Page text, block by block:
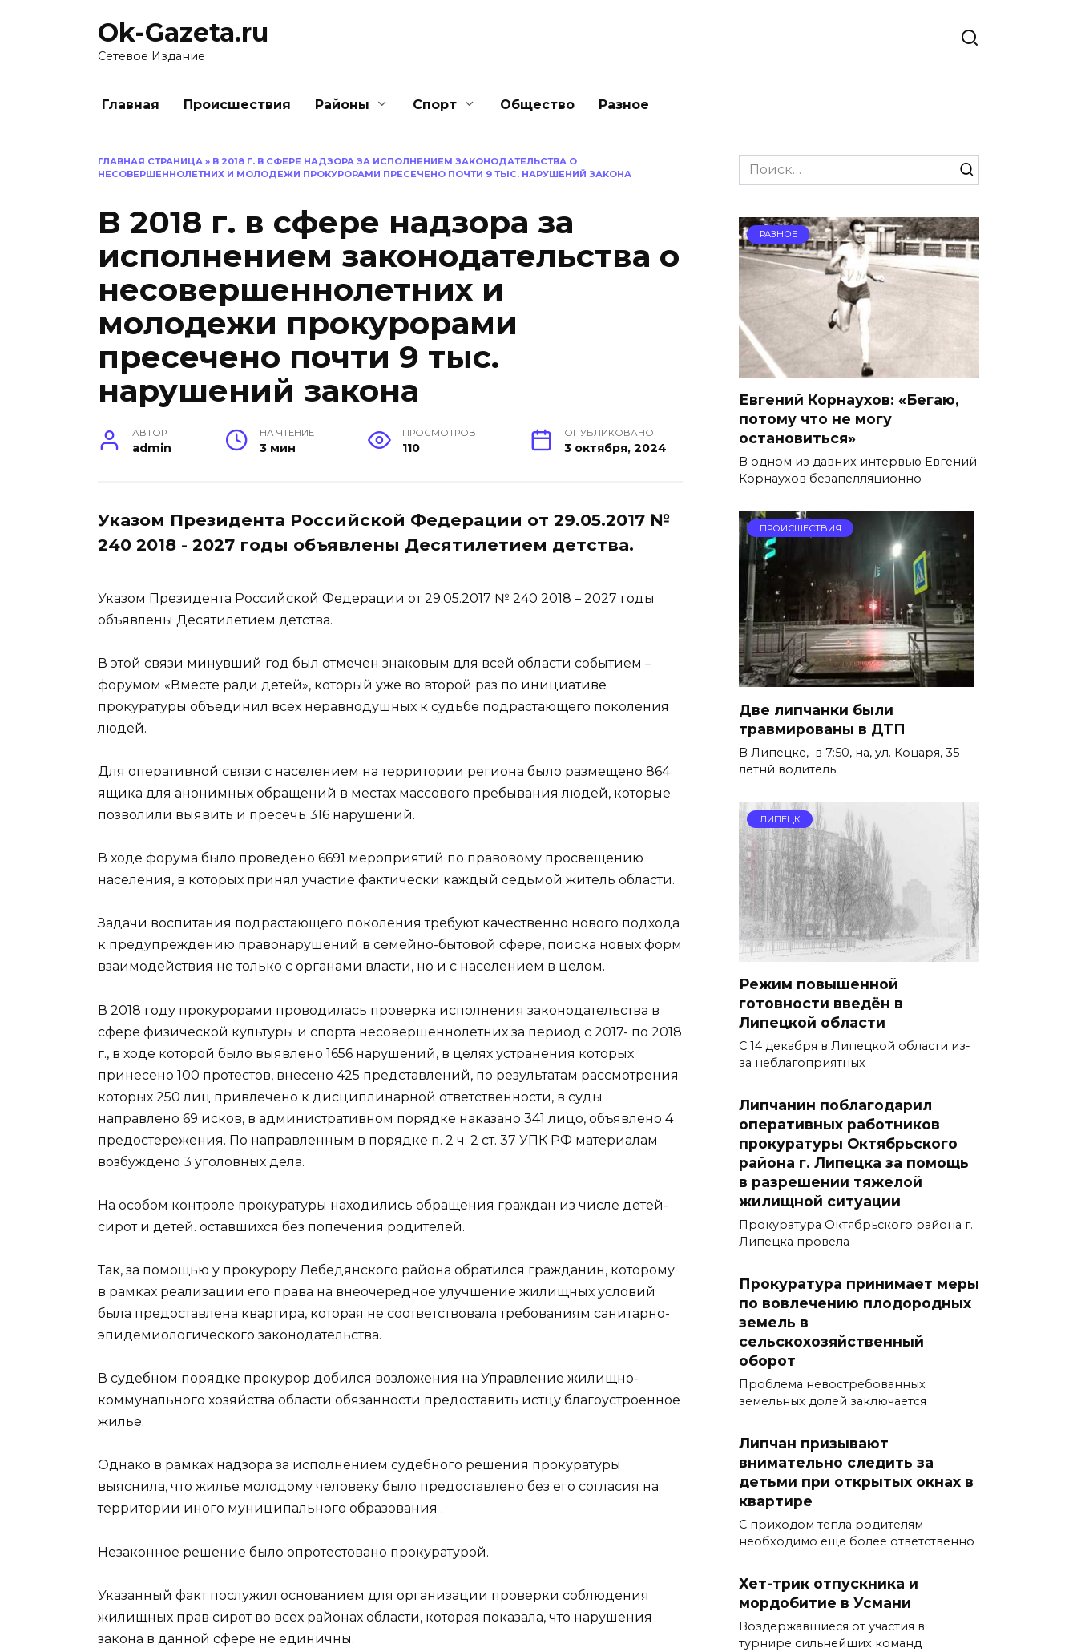
Ok-Gazeta.ru
Сетевое Издание
Главная Происшествия Районы Спорт Общество Разное
ГЛАВНАЯ СТРАНИЦА » В 2018 Г. В СФЕРЕ НАДЗОРА ЗА ИСПОЛНЕНИЕМ ЗАКОНОДАТЕЛЬСТВА О
НЕСОВЕРШЕННОЛЕТНИХ И МОЛОДЕЖИ ПРОКУРОРАМИ ПРЕСЕЧЕНО ПОЧТИ 9 ТЫС. НАРУШЕНИЙ ЗАКОНА
В 2018 г. в сфере надзора за
исполнением законодательства о
несовершеннолетних и
молодежи прокурорами
пресечено почти 9 тыс.
нарушений закона
АВТОР
admin
НА ЧТЕНИЕ
3 мин
ПРОСМОТРОВ
110
ОПУБЛИКОВАНО
3 октября, 2024
Указом Президента Российской Федерации от 29.05.2017 №
240 2018 - 2027 годы объявлены Десятилетием детства.
Указом Президента Российской Федерации от 29.05.2017 № 240 2018 – 2027 годы
объявлены Десятилетием детства.
В этой связи минувший год был отмечен знаковым для всей области событием –
форумом «Вместе ради детей», который уже во второй раз по инициативе
прокуратуры объединил всех неравнодушных к судьбе подрастающего поколения
людей.
Для оперативной связи с населением на территории региона было размещено 864
ящика для анонимных обращений в местах массового пребывания людей, которые
позволили выявить и пресечь 316 нарушений.
В ходе форума было проведено 6691 мероприятий по правовому просвещению
населения, в которых принял участие фактически каждый седьмой житель области.
Задачи воспитания подрастающего поколения требуют качественно нового подхода
к предупреждению правонарушений в семейно-бытовой сфере, поиска новых форм
взаимодействия не только с органами власти, но и с населением в целом.
В 2018 году прокурорами проводилась проверка исполнения законодательства в
сфере физической культуры и спорта несовершеннолетних за период с 2017- по 2018
г., в ходе которой было выявлено 1656 нарушений, в целях устранения которых
принесено 100 протестов, внесено 425 представлений, по результатам рассмотрения
которых 250 лиц привлечено к дисциплинарной ответственности, в суды
направлено 69 исков, в административном порядке наказано 341 лицо, объявлено 4
предостережения. По направленным в порядке п. 2 ч. 2 ст. 37 УПК РФ материалам
возбуждено 3 уголовных дела.
На особом контроле прокуратуры находились обращения граждан из числе детей-
сирот и детей. оставшихся без попечения родителей.
Так, за помощью у прокурору Лебедянского района обратился гражданин, которому
в рамках реализации его права на внеочередное улучшение жилищных условий
была предоставлена квартира, которая не соответствовала требованиям санитарно-
эпидемиологического законодательства.
В судебном порядке прокурор добился возложения на Управление жилищно-
коммунального хозяйства области обязанности предоставить истцу благоустроенное
жилье.
Однако в рамках надзора за исполнением судебного решения прокуратуры
выяснила, что жилье молодому человеку было предоставлено без его согласия на
территории иного муниципального образования .
Незаконное решение было опротестовано прокуратурой.
Указанный факт послужил основанием для организации проверки соблюдения
жилищных прав сирот во всех районах области, которая показала, что нарушения
закона в данной сфере не единичны.
Search
for:
РАЗНОЕ
Евгений Корнаухов: «Бегаю,
потому что не могу
остановиться»
В одном из давних интервью Евгений
Корнаухов безапелляционно
ПРОИСШЕСТВИЯ
Две липчанки были
травмированы в ДТП
В Липецке, в 7:50, на, ул. Коцаря, 35-
летнй водитель
ЛИПЕЦК
Режим повышенной
готовности введён в
Липецкой области
С 14 декабря в Липецкой области из-
за неблагоприятных
Липчанин поблагодарил
оперативных работников
прокуратуры Октябрьского
района г. Липецка за помощь
в разрешении тяжелой
жилищной ситуации
Прокуратура Октябрьского района г.
Липецка провела
Прокуратура принимает меры
по вовлечению плодородных
земель в
сельскохозяйственный
оборот
Проблема невостребованных
земельных долей заключается
Липчан призывают
внимательно следить за
детьми при открытых окнах в
квартире
С приходом тепла родителям
необходимо ещё более ответственно
Хет-трик отпускника и
мордобитие в Усмани
Воздержавшиеся от участия в
турнире сильнейших команд